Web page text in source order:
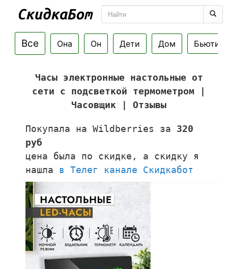
Все Она Он Дети Дом Бьюти
Часы электронные настольные от
сети с подсветкой термометром |
Часовщик | Отзывы
Покупала на Wildberries за 320
руб
цена была по скидке, а скидку я
нашла в Телег канале Скидкабот